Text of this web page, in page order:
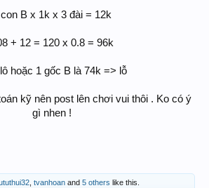
B x 1k x 3 đài = 12k
+ 12 = 120 x 0.8 = 96k
hoặc 1 gốc B là 74k => lỗ
kỹ nên post lên chơi vui thôi . Ko có ý
gì nhen !
tvanhoan and 5 others like this.